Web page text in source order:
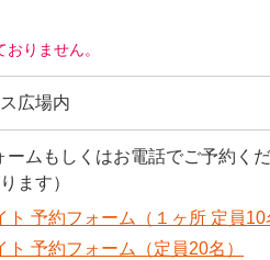
りません。
広場内
ームもしくはお電話でご予約く
ます）
ト 予約フォーム（１ヶ所 定員10
ト 予約フォーム（定員20名）